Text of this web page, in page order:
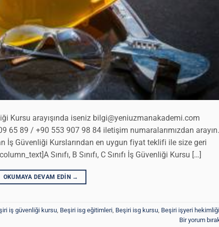
Kursu arayışında iseniz bilgi@yeniuzmanakademi.com
65 89 / +90 553 907 98 84 iletişim numaralarımızdan arayın.
İş Güvenliği Kurslarından en uygun fiyat teklifi ile size geri
Sınıfı, B Sınıfı, C Sınıfı İş Güvenliği Kursu […]
OKUMAYA DEVAM EDIN →
iş güvenliği kursu, Beşiri isg eğitimleri, Beşiri isg kursu, Beşiri işyeri hekimliği
Bir yorum